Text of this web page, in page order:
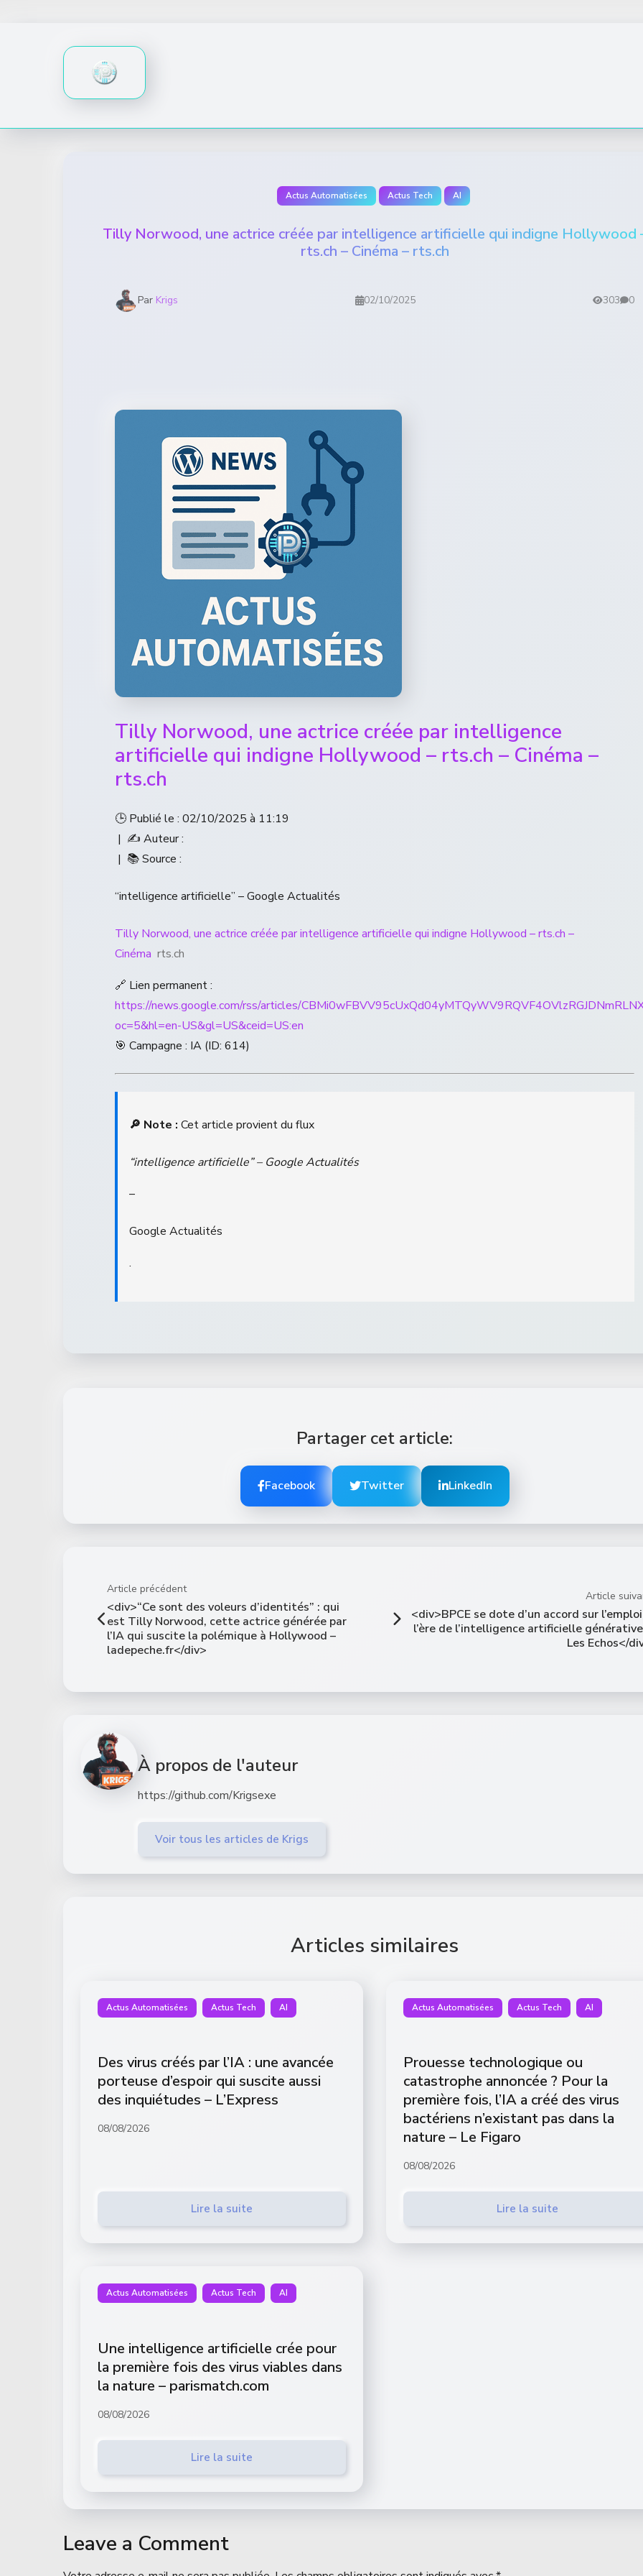
Actus Automatisées Actus Tech AI
Tilly Norwood, une actrice créée par intelligence artificielle qui indigne Hollywood
rts.ch – Cinéma – rts.ch
Par Krigs 02/10/2025 303 0
Tilly Norwood, une actrice créée par intelligence
artificielle qui indigne Hollywood – rts.ch – Cinéma –
rts.ch
🕒 Publié le : 02/10/2025 à 11:19
| ✍️ Auteur :
| 📚 Source :
“intelligence artificielle” – Google Actualités
Tilly Norwood, une actrice créée par intelligence artificielle qui indigne Hollywood – rts.ch –
Cinéma rts.ch
🔗 Lien permanent :
https://news.google.com/rss/articles/
oc=5&hl=en-US&gl=US&ceid=US:en
🎯 Campagne : IA (ID: 614)
🔎 Note : Cet article provient du flux
“intelligence artificielle” – Google Actualités
–
Google Actualités
.
Partager cet article:
Facebook Twitter LinkedIn
Article précédent
<div>“Ce sont des voleurs d’identités” : qui
est Tilly Norwood, cette actrice générée par
l’IA qui suscite la polémique à Hollywood –
ladepeche.fr</div>
Article
<div>BPCE se dote d’un accord sur
l’ère de l’intelligence artificielle
Les Echos</
À propos de l'auteur
https://github.com/Krigsexe
Voir tous les articles de Krigs
Articles similaires
Actus Automatisées Actus Tech AI
Des virus créés par l’IA : une avancée
porteuse d’espoir qui suscite aussi
des inquiétudes – L’Express
08/08/2026
Lire la suite
Actus Automatisées Actus Tech AI
Prouesse technologique ou
catastrophe annoncée ? Pour la
première fois, l’IA a créé des virus
bactériens n’existant pas dans la
nature – Le Figaro
08/08/2026
Lire la suite
Actus Automatisées Actus Tech AI
Une intelligence artificielle crée pour
la première fois des virus viables dans
la nature – parismatch.com
08/08/2026
Lire la suite
Leave a Comment